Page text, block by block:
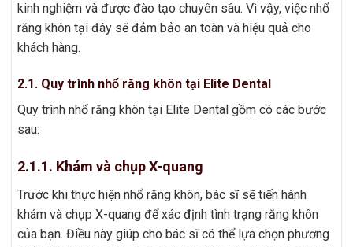
kinh nghiệm và được đào tạo chuyên sâu. Vì vậy, việc nhổ
răng khôn tại đây sẽ đảm bảo an toàn và hiệu quả cho
khách hàng.
2.1. Quy trình nhổ răng khôn tại Elite Dental
Quy trình nhổ răng khôn tại Elite Dental gồm có các bước
sau:
2.1.1. Khám và chụp X-quang
Trước khi thực hiện nhổ răng khôn, bác sĩ sẽ tiến hành
khám và chụp X-quang để xác định tình trạng răng khôn
của bạn. Điều này giúp cho bác sĩ có thể lựa chọn phương